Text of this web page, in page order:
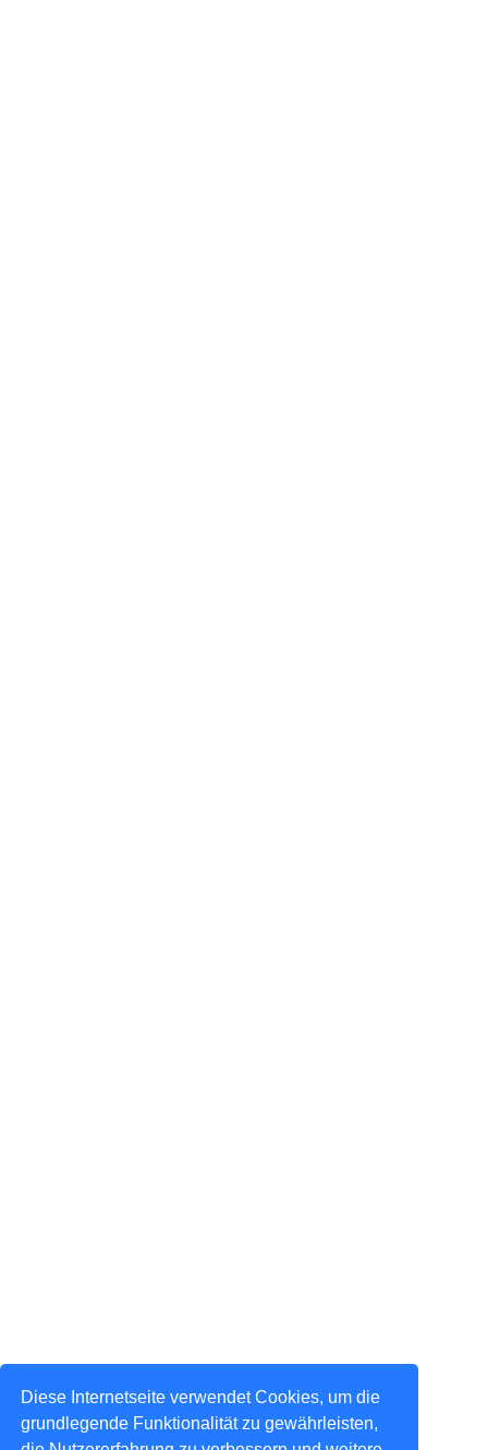
Diese Internetseite verwendet Cookies, um die
grundlegende Funktionalität zu gewährleisten,